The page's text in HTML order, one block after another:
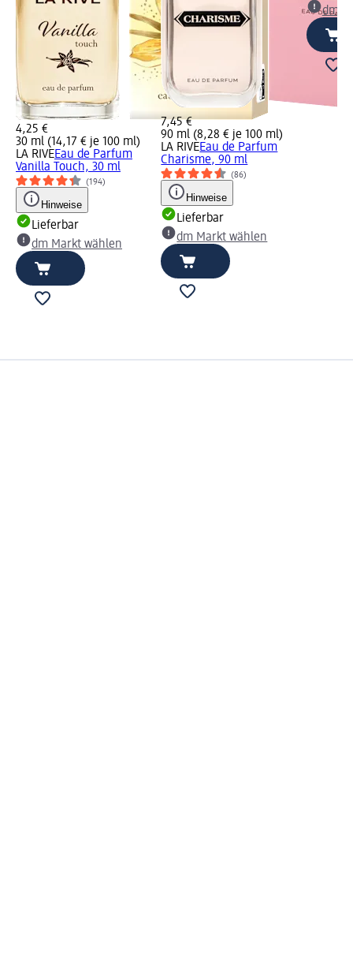
4,25 €
30 ml (14,17 € je 100 ml)
LA RIVEEau de Parfum
Vanilla Touch, 30 ml
(194)
Hinweise
Lieferbar
dm Markt wählen
7,45 €
90 ml (8,28 € je 100 ml)
LA RIVEEau de Parfum
Charisme, 90 ml
(86)
Hinweise
Lieferbar
dm Markt wählen
dm